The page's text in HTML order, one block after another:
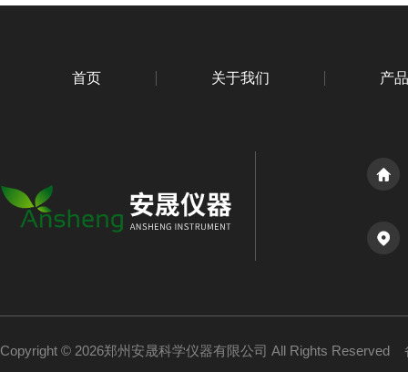
首页 关于我们 产
Copyright © 2026郑州安晟科学仪器有限公司 All Rights Reserved